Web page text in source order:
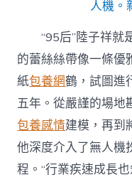
人機。
“95后”陸子祥就
的蕾絲絲帶像一條優
紙包養網鶴，試圖進
五年。從嚴謹的場地
包養感情建模，再到
他深度介入了無人機
程。“行業疾速成長